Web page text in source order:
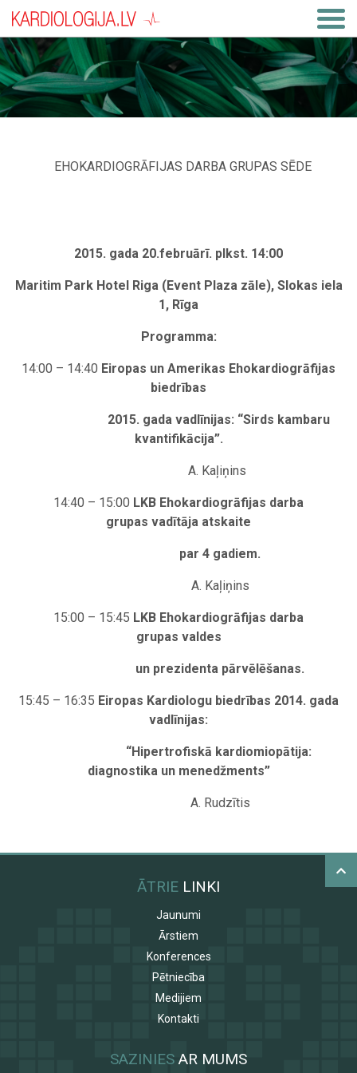
EHOKARDIOGRĀFIJAS DARBA GRUPAS SĒDE
2015. gada 20.februārī. plkst. 14:00
Maritim Park Hotel Riga (Event Plaza zāle), Slokas iela
1, Rīga
Programma:
14:00 – 14:40 Eiropas un Amerikas Ehokardiogrāfijas
biedrības
2015. gada vadlīnijas: “Sirds kambaru
kvantifikācija”.
A. Kaļiņins
14:40 – 15:00 LKB Ehokardiogrāfijas darba
grupas vadītāja atskaite
par 4 gadiem.
A. Kaļiņins
15:00 – 15:45 LKB Ehokardiogrāfijas darba
grupas valdes
un prezidenta pārvēlēšanas.
15:45 – 16:35 Eiropas Kardiologu biedrības 2014. gada
vadlīnijas:
“Hipertrofiskā kardiomiopātija:
diagnostika un menedžments”
A. Rudzītis
ĀTRIE LINKI
Jaunumi
Ārstiem
Konferences
Pētniecība
Medijiem
Kontakti
SAZINIES AR MUMS